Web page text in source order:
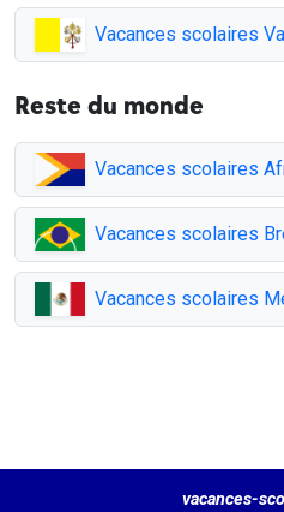
Vacances scolaires
Reste du monde
Vacances scolaires
Vacances scolaires
Vacances scolaires
vacances-